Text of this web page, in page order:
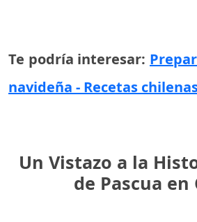
Te podría interesar:
navideña - Recetas
Un Vistazo a la
de Pascua en